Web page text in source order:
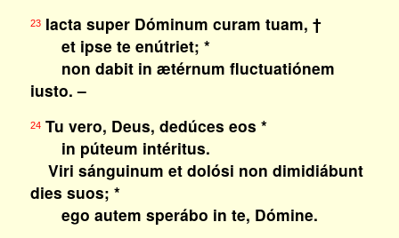
23Iacta super Dóminum curam tuam, †
et ipse te enútriet; *
non dabit in ætérnum fluctuatiónem
iusto. –
24Tu vero, Deus, dedúces eos *
in púteum intéritus.
Viri sánguinum et dolósi non dimidiábunt
dies suos; *
ego autem sperábo in te, Dómine.